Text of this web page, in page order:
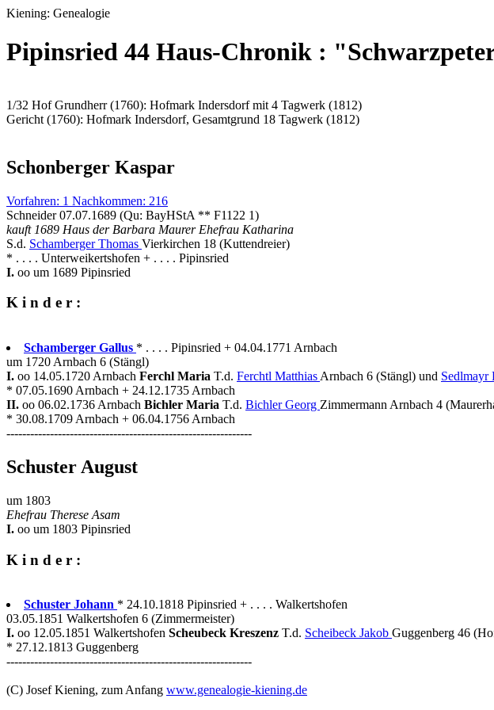
Kiening: Genealogie
Pipinsried 44 Haus-Chronik :
1/32 Hof Grundherr (1760): Hofmark Indersdorf mit 4 Tagwerk (1812)
Gericht (1760): Hofmark Indersdorf, Gesamtgrund 18 Tagwerk (1812)
Schonberger Kaspar
Vorfahren: 1 Nachkommen: 216
Schneider 07.07.1689 (Qu: BayHStA ** F1122 1)
kauft 1689 Haus der Barbara Maurer Ehefrau Katharina
S.d. Schamberger Thomas Vierkirchen 18 (Kuttendreier)
* . . . . Unterweikertshofen + . . . . Pipinsried
I. oo um 1689 Pipinsried
K i n d e r :
Schamberger Gallus * . . . . Pipinsried + 04.04.1771 Arnbach
um 1720 Arnbach 6 (Stängl)
I. oo 14.05.1720 Arnbach Ferchl Maria T.d. Ferchtl Matthias Arnbach 6 (Stängl) und Sedlmayr
* 07.05.1690 Arnbach + 24.12.1735 Arnbach
II. oo 06.02.1736 Arnbach Bichler Maria T.d. Bichler Georg Zimmermann Arnbach 4
* 30.08.1709 Arnbach + 06.04.1756 Arnbach
--------------------------------------------------------------
Schuster August
um 1803
Ehefrau Therese Asam
I. oo um 1803 Pipinsried
K i n d e r :
Schuster Johann * 24.10.1818 Pipinsried + . . . . Walkertshofen
03.05.1851 Walkertshofen 6 (Zimmermeister)
I. oo 12.05.1851 Walkertshofen Scheubeck Kreszenz T.d. Scheibeck Jakob Guggenberg 46
* 27.12.1813 Guggenberg
--------------------------------------------------------------
(C) Josef Kiening, zum Anfang www.genealogie-kiening.de